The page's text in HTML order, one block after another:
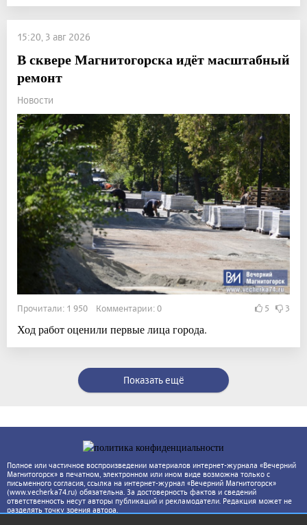
15:20, 3 авг 2026
В сквере Магнитогорска идёт масштабный
ремонт
Новости
Прочитали: 1 950 Комментарии: 0 5 3
Ход работ оценили первые лица города.
Показать ещё
Полное или частичное воспроизведении материалов интернет-журнала «Вечерний
Магнитогорск» в печатном, электронном или ином виде возможна только с
письменного согласия, ссылка на интернет-журнал «Вечерний Магнитогорск»
(www.vecherka74.ru) обязательна. За достоверность фактов и сведений
ответственность несут авторы публикаций и рекламодатели. Редакция может не
разделять точку зрения автора.